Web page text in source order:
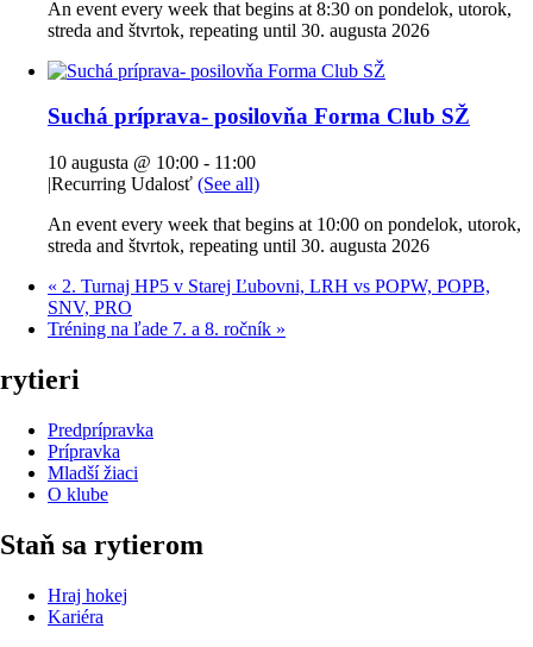
An event every week that begins at 8:30 on pondelok, utorok,
streda and štvrtok, repeating until 30. augusta 2026
Suchá príprava- posilovňa Forma Club SŽ
10 augusta @ 10:00 - 11:00
|Recurring Udalosť (See all)
An event every week that begins at 10:00 on pondelok, utorok,
streda and štvrtok, repeating until 30. augusta 2026
« 2. Turnaj HP5 v Starej Ľubovni, LRH vs POPW, POPB,
SNV, PRO
Tréning na ľade 7. a 8. ročník »
rytieri
Predprípravka
Prípravka
Mladší žiaci
O klube
Staň sa rytierom
Hraj hokej
Kariéra